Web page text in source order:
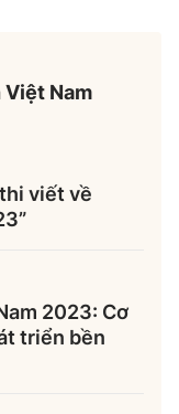
Nam
viết về
2023: Cơ
triển bền